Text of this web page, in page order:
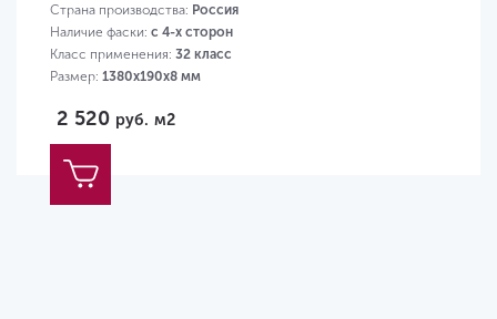
Страна производства: Россия
Наличие фаски: с 4-х сторон
Класс применения: 32 класс
Размер: 1380х190х8 мм
2 520 руб. м2